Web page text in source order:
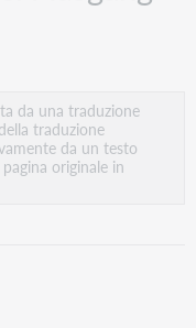
da una traduzione
traduzione
da un testo
originale in